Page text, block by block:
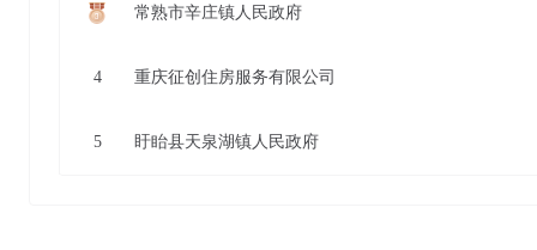
常熟市辛庄镇人民政府
4 重庆征创住房服务有限公司
5 盱眙县天泉湖镇人民政府